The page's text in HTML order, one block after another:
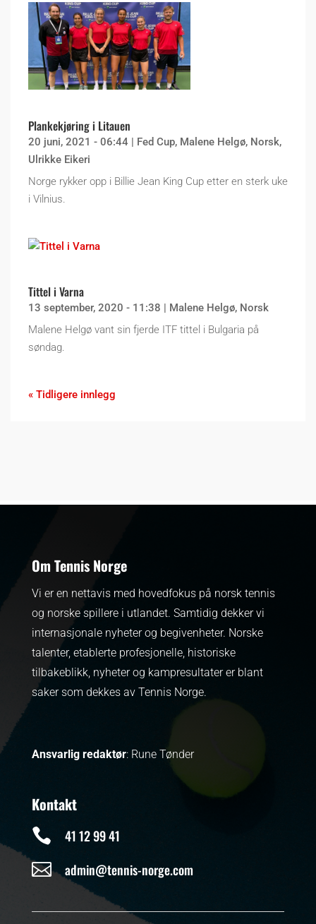
Plankekjøring i Litauen
20 juni, 2021 - 06:44 | Fed Cup, Malene Helgø, Norsk,
Ulrikke Eikeri
Norge rykker opp i Billie Jean King Cup etter en sterk uke
i Vilnius.
Tittel i Varna
13 september, 2020 - 11:38 | Malene Helgø, Norsk
Malene Helgø vant sin fjerde ITF tittel i Bulgaria på
søndag.
« Tidligere innlegg
Om Tennis Norge
Vi er en nettavis med hovedfokus på norsk tennis
og norske spillere i utlandet. Samtidig dekker vi
internasjonale nyheter og begivenheter. Norske
talenter, etablerte profesjonelle, historiske
tilbakeblikk, nyheter og kampresultater er blant
saker som dekkes av Tennis Norge.
Ansvarlig redaktør: Rune Tønder
Kontakt
 41 12 99 41
 admin@tennis-norge.com